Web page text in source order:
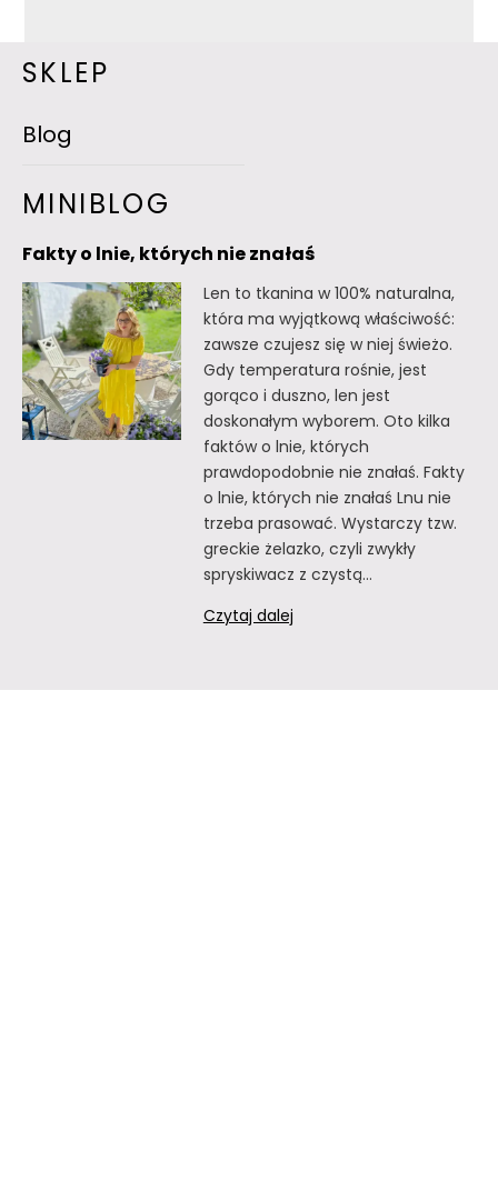
SKLEP
Blog
MINIBLOG
Fakty o lnie, których nie znałaś
Len to tkanina w 100% naturalna,
która ma wyjątkową właściwość:
zawsze czujesz się w niej świeżo.
Gdy temperatura rośnie, jest
gorąco i duszno, len jest
doskonałym wyborem. Oto kilka
faktów o lnie, których
prawdopodobnie nie znałaś. Fakty
o lnie, których nie znałaś Lnu nie
trzeba prasować. Wystarczy tzw.
greckie żelazko, czyli zwykły
spryskiwacz z czystą…
Czytaj dalejFakty